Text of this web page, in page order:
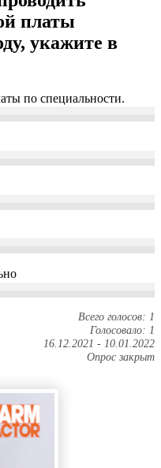
платы
укажите в
по специальности.
Всего голосов: 1
Голосовало: 1
16.12.2021 - 10.01.2022
Опрос закрыт